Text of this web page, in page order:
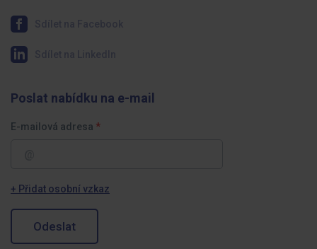
Poslat nabídku na e-mail
E-mailová adresa
+ Přidat osobní vzkaz
Odeslat